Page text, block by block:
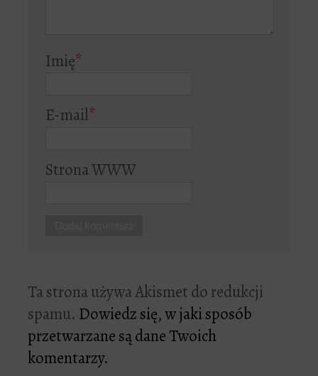
Imię*
E-mail*
Strona WWW
Ta strona używa Akismet do redukcji
spamu. Dowiedz się, w jaki sposób
przetwarzane są dane Twoich
komentarzy.